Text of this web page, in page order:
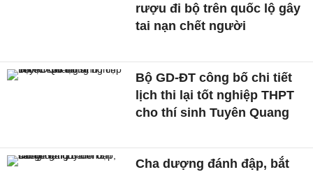
rượu đi bộ trên quốc lộ gây
tai nạn chết người
Bộ GD-ĐT công bố chi tiết
lịch thi lại tốt nghiệp THPT
cho thí sinh Tuyên Quang
Cha dượng đánh đập, bắt